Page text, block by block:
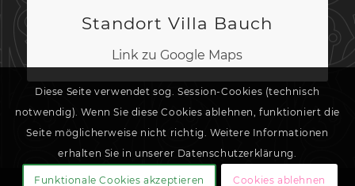
Standort Villa Bauch
Link zu Google Maps
Diese Seite verwendet sog. Session-Cookies (technisch
notwendig). Wenn Sie diese Cookies ablehnen, funktioniert die
Seite möglicherweise nicht richtig. Weitere Informationen
erhalten Sie in unserer Datenschutzerklärung.
Funktionale Cookies akzeptieren Cookies ablehnen